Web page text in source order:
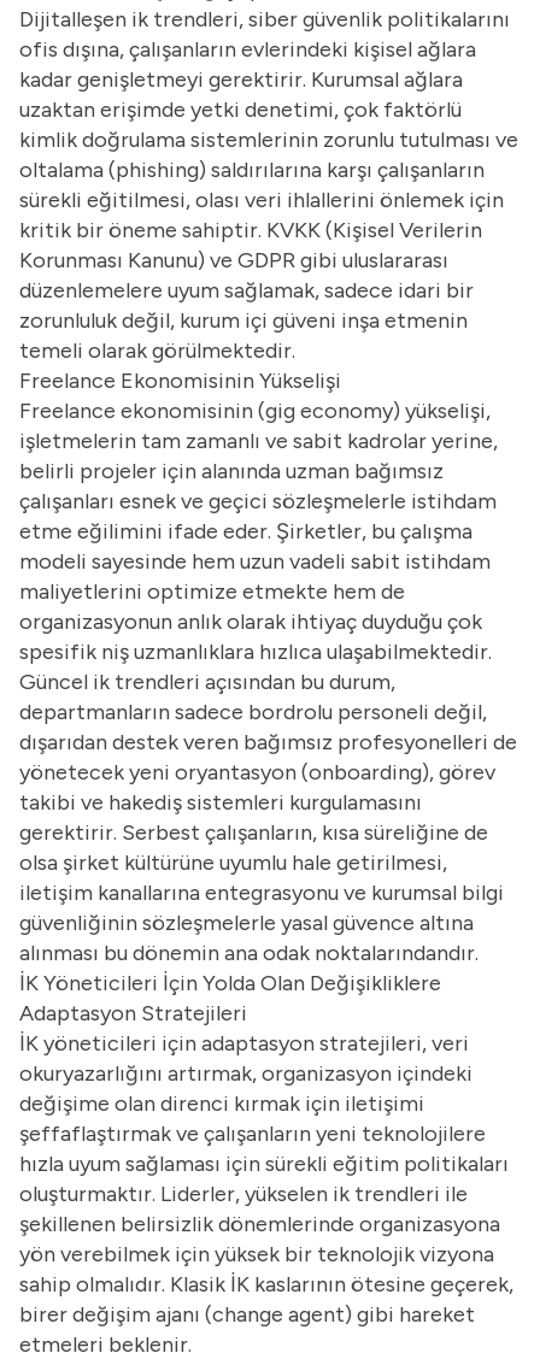
Dijitalleşen ik trendleri, siber güvenlik politikalarını
ofis dışına, çalışanların evlerindeki kişisel ağlara
kadar genişletmeyi gerektirir. Kurumsal ağlara
uzaktan erişimde yetki denetimi, çok faktörlü
kimlik doğrulama sistemlerinin zorunlu tutulması ve
oltalama (phishing) saldırılarına karşı çalışanların
sürekli eğitilmesi, olası veri ihlallerini önlemek için
kritik bir öneme sahiptir. KVKK(Kişisel Verilerin
Korunması Kanunu) ve GDPR gibi uluslararası
düzenlemelere uyum sağlamak, sadece idari bir
zorunluluk değil, kurum içi güveni inşa etmenin
temeli olarak görülmektedir.
Freelance Ekonomisinin Yükselişi
Freelance ekonomisinin (gig economy) yükselişi,
işletmelerin tam zamanlı ve sabit kadrolar yerine,
belirli projeler için alanında uzman bağımsız
çalışanları esnek ve geçici sözleşmelerle istihdam
etme eğilimini ifade eder. Şirketler, bu çalışma
modeli sayesinde hem uzun vadeli sabit istihdam
maliyetlerini optimize etmekte hem de
organizasyonun anlık olarak ihtiyaç duyduğu çok
spesifik niş uzmanlıklara hızlıca ulaşabilmektedir.
Güncel ik trendleri açısından bu durum,
departmanların sadece bordrolu personeli değil,
dışarıdan destek veren bağımsız profesyonelleri de
yönetecek yeni oryantasyon (onboarding), görev
takibi ve hakediş sistemleri kurgulamasını
gerektirir. Serbest çalışanların, kısa süreliğine de
olsa şirket kültürüne uyumlu hale getirilmesi,
iletişim kanallarına entegrasyonu ve kurumsal bilgi
güvenliğinin sözleşmelerle yasal güvence altına
alınması bu dönemin ana odak noktalarındandır.
İK Yöneticileri İçin Yolda Olan Değişikliklere
Adaptasyon Stratejileri
İK yöneticileri için adaptasyon stratejileri, veri
okuryazarlığını artırmak, organizasyon içindeki
değişime olan direnci kırmak için iletişimi
şeffaflaştırmak ve çalışanların yeni teknolojilere
hızla uyum sağlaması için sürekli eğitim politikaları
oluşturmaktır. Liderler, yükselen ik trendleri ile
şekillenen belirsizlik dönemlerinde organizasyona
yön verebilmek için yüksek bir teknolojik vizyona
sahip olmalıdır. Klasik İK kaslarının ötesine geçerek,
birer değişim ajanı (change agent) gibi hareket
etmeleri beklenir.